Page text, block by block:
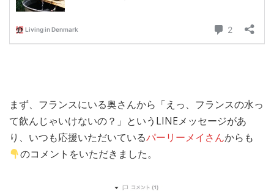
ABOUT US
まず、フランスにいる奥さんから「えっ、フランスの水っ
て飲んじゃいけないの？」というLINEメッセージがあ
り、いつも応援いただいているパーリーメイさんからも
のコメントをいただきました。